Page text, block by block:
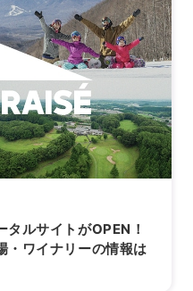
ルサイトがOPEN！
・ワイナリーの情報は